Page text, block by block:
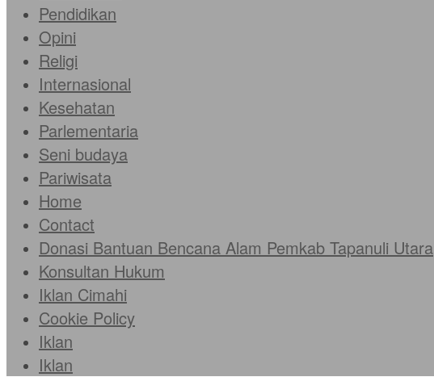
Pendidikan
Opini
Religi
Internasional
Kesehatan
Parlementaria
Seni budaya
Pariwisata
Home
Contact
Donasi Bantuan Bencana Alam Pemkab Tapanuli Utara
Konsultan Hukum
Iklan Cimahi
Cookie Policy
Iklan
Iklan